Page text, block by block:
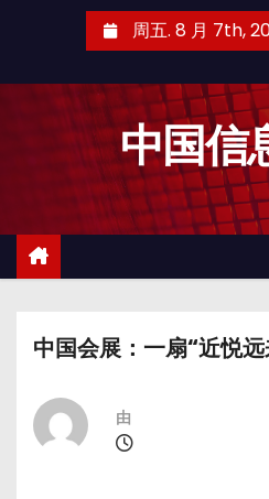
周五. 8 月 7th,
中国信
中国会展：一扇“近悦
由